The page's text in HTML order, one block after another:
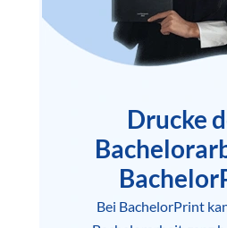
Drucke
Bei BachelorPrint